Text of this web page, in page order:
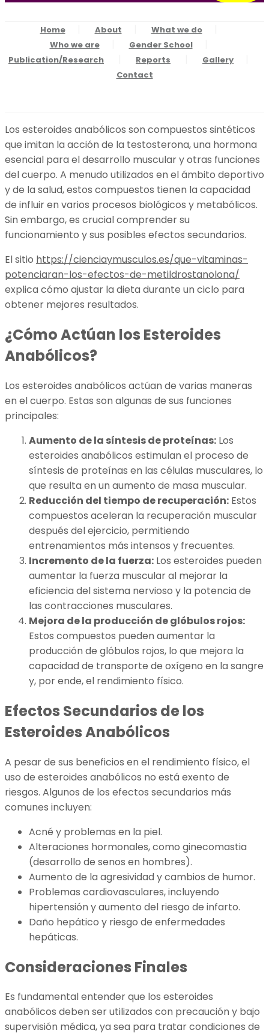
Home About
What we do
Who we are
Gender School
Publication/Research
Reports
Gallery
Contact
Los esteroides anabólicos son compuestos sintéticos
que imitan la acción de la testosterona, una hormona
esencial para el desarrollo muscular y otras funciones
del cuerpo. A menudo utilizados en el ámbito deportivo
y de la salud, estos compuestos tienen la capacidad
de influir en varios procesos biológicos y metabólicos.
Sin embargo, es crucial comprender su
funcionamiento y sus posibles efectos secundarios.
El sitio https://cienciaymusculos.es/que-vitaminas-
potenciaran-los-efectos-de-metildrostanolona/
explica cómo ajustar la dieta durante un ciclo para
obtener mejores resultados.
¿Cómo Actúan los Esteroides
Anabólicos?
Los esteroides anabólicos actúan de varias maneras
en el cuerpo. Estas son algunas de sus funciones
principales:
Aumento de la síntesis de proteínas: Los
esteroides anabólicos estimulan el proceso de
síntesis de proteínas en las células musculares, lo
que resulta en un aumento de masa muscular.
Reducción del tiempo de recuperación: Estos
compuestos aceleran la recuperación muscular
después del ejercicio, permitiendo
entrenamientos más intensos y frecuentes.
Incremento de la fuerza: Los esteroides pueden
aumentar la fuerza muscular al mejorar la
eficiencia del sistema nervioso y la potencia de
las contracciones musculares.
Mejora de la producción de glóbulos rojos:
Estos compuestos pueden aumentar la
producción de glóbulos rojos, lo que mejora la
capacidad de transporte de oxígeno en la sangre
y, por ende, el rendimiento físico.
Efectos Secundarios de los
Esteroides Anabólicos
A pesar de sus beneficios en el rendimiento físico, el
uso de esteroides anabólicos no está exento de
riesgos. Algunos de los efectos secundarios más
comunes incluyen:
Acné y problemas en la piel.
Alteraciones hormonales, como ginecomastia
(desarrollo de senos en hombres).
Aumento de la agresividad y cambios de humor.
Problemas cardiovasculares, incluyendo
hipertensión y aumento del riesgo de infarto.
Daño hepático y riesgo de enfermedades
hepáticas.
Consideraciones Finales
Es fundamental entender que los esteroides
anabólicos deben ser utilizados con precaución y bajo
supervisión médica, ya sea para tratar condiciones de